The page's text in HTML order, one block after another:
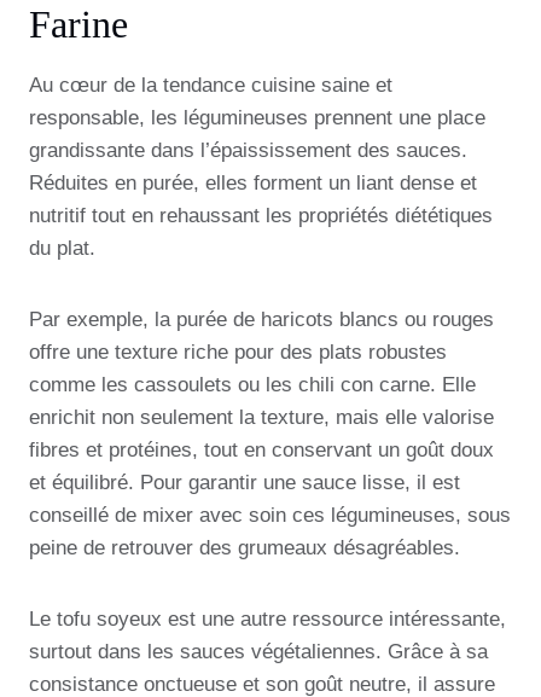
Farine
Au cœur de la tendance cuisine saine et
responsable, les légumineuses prennent une place
grandissante dans l’épaississement des sauces.
Réduites en purée, elles forment un liant dense et
nutritif tout en rehaussant les propriétés diététiques
du plat.
Par exemple, la purée de haricots blancs ou rouges
offre une texture riche pour des plats robustes
comme les cassoulets ou les chili con carne. Elle
enrichit non seulement la texture, mais elle valorise
fibres et protéines, tout en conservant un goût doux
et équilibré. Pour garantir une sauce lisse, il est
conseillé de mixer avec soin ces légumineuses, sous
peine de retrouver des grumeaux désagréables.
Le tofu soyeux est une autre ressource intéressante,
surtout dans les sauces végétaliennes. Grâce à sa
consistance onctueuse et son goût neutre, il assure